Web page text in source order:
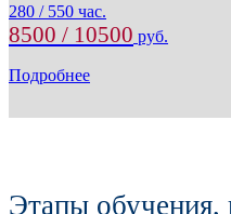
280 / 550 час.
8500 / 10500 руб.
Подробнее
Этапы обучения,